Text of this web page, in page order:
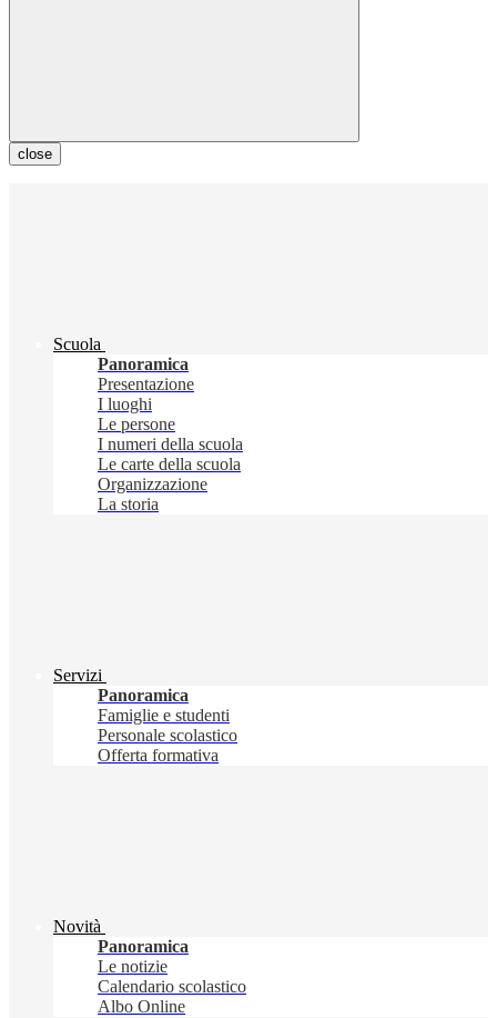
close
Scuola
Panoramica
Presentazione
I luoghi
Le persone
I numeri della scuola
Le carte della scuola
Organizzazione
La storia
Servizi
Panoramica
Famiglie e studenti
Personale scolastico
Offerta formativa
Novità
Panoramica
Le notizie
Calendario scolastico
Albo Online